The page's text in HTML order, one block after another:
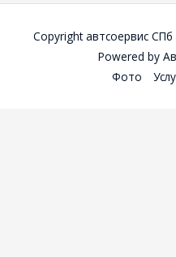
Copyright автсоервис
Powered by
Фото